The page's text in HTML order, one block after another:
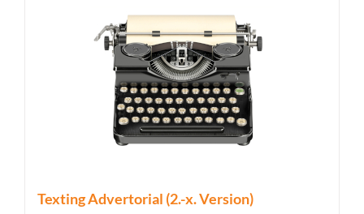
Texting Advertorial (2.-x. Version)